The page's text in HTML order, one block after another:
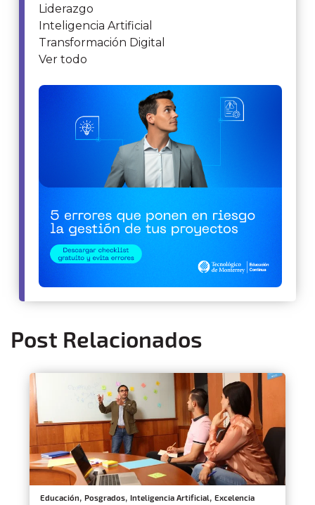
Liderazgo
Inteligencia Artificial
Transformación Digital
Ver todo
Post Relacionados
Educación, Posgrados, Inteligencia Artificial, Excelencia